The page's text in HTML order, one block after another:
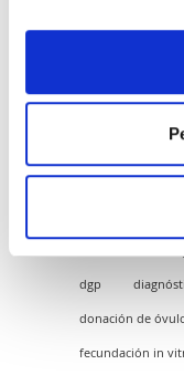
por riesgo vital
comunidad
enfermedad de
casos de
por esta razón.
Pide tu cita
dgp
donación de
fecundación in